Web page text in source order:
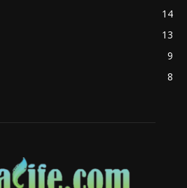
14
13
9
8